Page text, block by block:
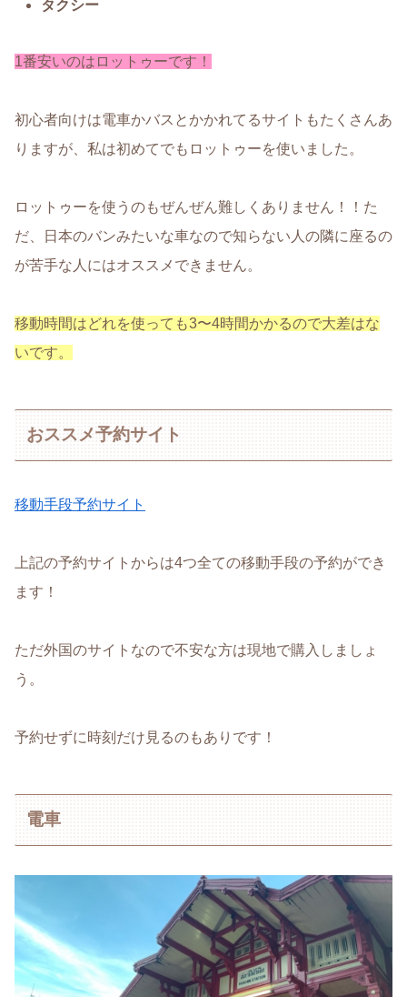
タクシー
1番安いのはロットゥーです！
初心者向けは電車かバスとかかれてるサイトもたくさんあ
りますが、私は初めてでもロットゥーを使いました。
ロットゥーを使うのもぜんぜん難しくありません！！た
だ、日本のバンみたいな車なので知らない人の隣に座るの
が苦手な人にはオススメできません。
移動時間はどれを使っても3〜4時間かかるので大差はな
いです。
おススメ予約サイト
移動手段予約サイト
上記の予約サイトからは4つ全ての移動手段の予約ができ
ます！
ただ外国のサイトなので不安な方は現地で購入しましょ
う。
予約せずに時刻だけ見るのもありです！
電車